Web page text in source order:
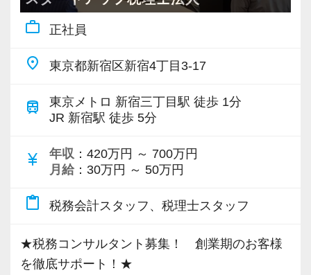
ることができました。
まだ入社１年目ですが、すでに法人20件・個人8
す。
オフィスに税理士がいるので、わからないこと
はすぐ聞けるのがいいですね。
経験と知識をつけて、お客様から頼られる存
に頑張っています。
会社の良いところは“温かさ”があります。
お客様に対しても、仲間に対しても、アットホ
社会保険等の一般的な福利厚生の他に、各種手
当も充実。
る「合格手当」、社員には入社3年（5万円）・5
す。
consulting.com/recruit/environment/benefits）
【成長のための5つのこだわりを大事にしていま
す】
ポンス・プラス思考・有言実行・他責禁止・気
配り」を掲げ、一人ひとりが実行しています。
なお経理部のあるお客様が中心のため記帳業務
が少ないこと、一人当たりの担当件数が少ない
と、レビューをしっかりするのが弊社の特徴で
お客様は完全紹介型で一定規模以上の法人を所
有するオーナーが中心で、事業会社を経営され
ている方をターゲット層としています。
そのため、資産税を中心とした税理士法人に多
ばかりということはありません。
また、希望があれば事業承継コンサルティング
work_outline 正社員
place 東京都新宿区新宿4丁目3-17
train
東京メトロ 新宿三丁目駅 徒歩 1分
JR 新宿駅 徒歩 5分
currency_yen 年収 ：420万円 ～ 700万円
月給 ：30万円 ～ 50万円
content_paste 税務会計スタッフ、税理士スタッフ
★税務コンサルタント募集！ 創業期のお客様
を徹底サポート！★